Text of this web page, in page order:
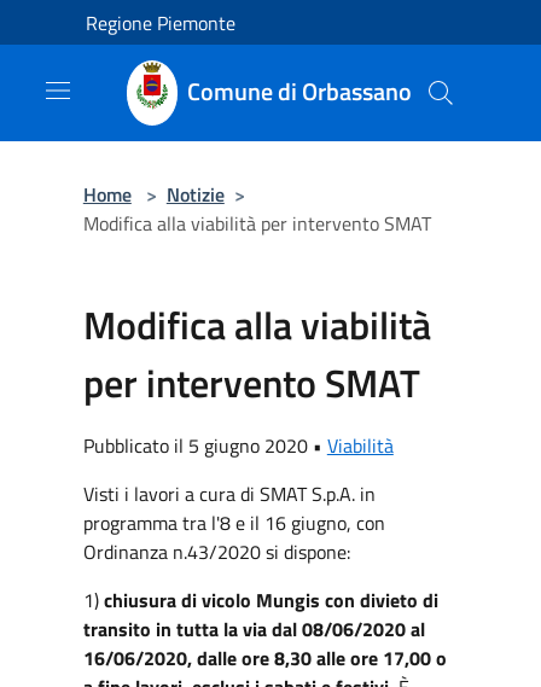
Salta al contenuto principale
Regione Piemonte
Comune di Orbassano
Home > Notizie >
Modifica alla viabilità per intervento SMAT
Modifica alla viabilità
per intervento SMAT
Pubblicato il 5 giugno 2020 • Viabilità
Visti i lavori a cura di SMAT S.p.A. in
programma tra l'8 e il 16 giugno, con
Ordinanza n.43/2020 si dispone:
1)chiusura di vicolo Mungis con divieto di
transito in tutta la via dal 08/06/2020 al
16/06/2020, dalle ore 8,30 alle ore 17,00 o